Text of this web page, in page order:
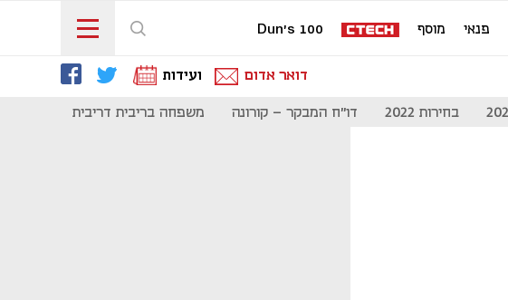
פנאי מוסף Dun's 100
דואר אדום ועידות
בחירות 2022 דו"ח המבקר - קורונה משפחה בריבית דריבית